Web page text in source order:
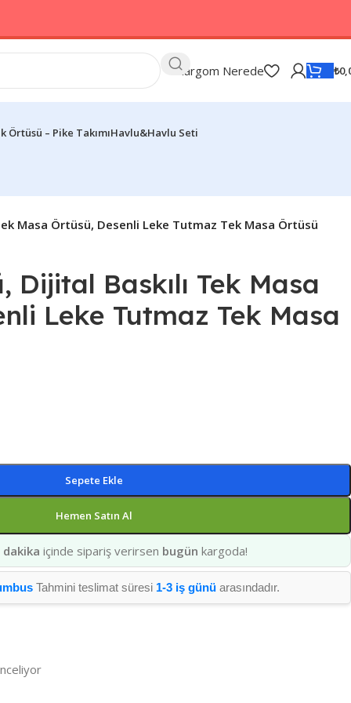
Kargom Nerede ₺
Örtüsü – Pike TakımıHavlu&Havlu Seti
Masa Örtüsü, Desenli Leke Tutmaz Tek Masa Örtüsü
Dijital Baskılı Tek Masa
Leke Tutmaz Tek Masa
Sepete Ekle
Hemen Satın Al
içinde sipariş verirsen bugün kargoda!
Tahmini teslimat süresi 1-3 iş günüarasındadır.